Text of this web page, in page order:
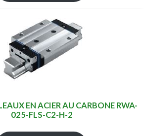
EN ACIER AU CARBONE RWA-
025-FLS-C2-H-2